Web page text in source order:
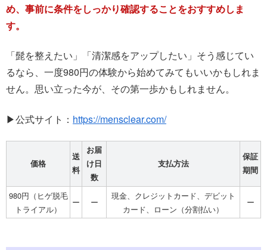
め、事前に条件をしっかり確認することをおすすめしま
す。
「髭を整えたい」「清潔感をアップしたい」そう感じてい
るなら、一度980円の体験から始めてみてもいいかもしれま
せん。思い立った今が、その第一歩かもしれません。
▶公式サイト： https://mensclear.com/
価格
送
料
お届
け日
数
支払方法
保証
期間
980円（ヒゲ脱毛
トライアル）
ー ー
現金、クレジットカード、デビット
カード、ローン（分割払い）
ー